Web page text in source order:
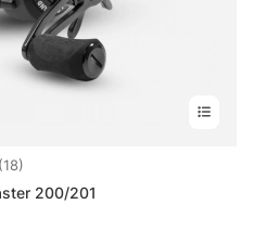
(18)
200/201